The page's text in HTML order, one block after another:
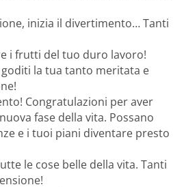
inizia il divertimento… Tanti
i frutti del tuo duro lavoro!
la tua tanto meritata e
Congratulazioni per aver
fase della vita. Possano
e i tuoi piani diventare presto
le cose belle della vita. Tanti